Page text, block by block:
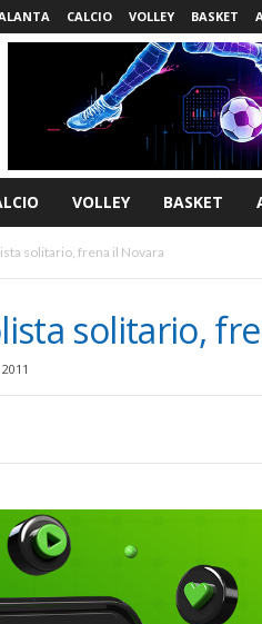
CALCIO VOLLEY BASKET
VOLLEY BASKET
solitario, frena il Novara
solitario,